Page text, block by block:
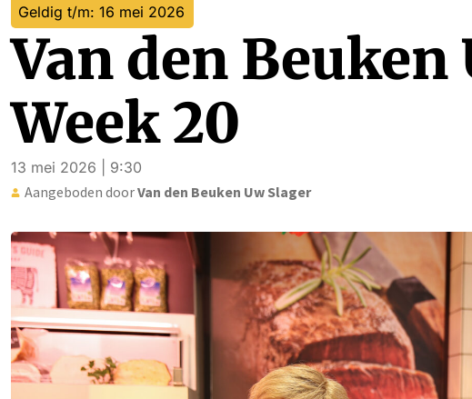
Geldig t/m: 16 mei 2026
Van den Beuken
Week 20
13 mei 2026 | 9:30
Aangeboden doorVan den Beuken Uw Slager